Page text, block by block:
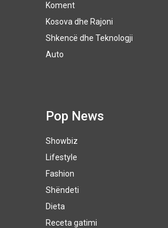
Koment
Kosova dhe Rajoni
Shkencë dhe Teknologji
Auto
Pop News
Showbiz
Lifestyle
Fashion
Shëndeti
Dieta
Receta gatimi